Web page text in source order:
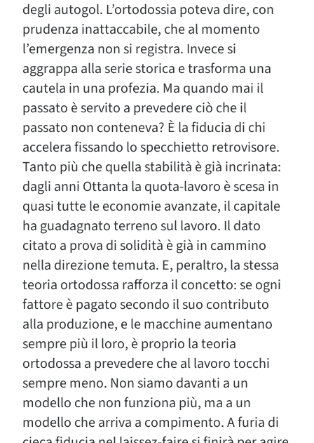
degli autogol. L’ortodossia poteva dire, con
prudenza inattaccabile, che al momento
l’emergenza non si registra. Invece si
aggrappa alla serie storica e trasforma una
cautela in una profezia. Ma quando mai il
passato è servito a prevedere ciò che il
passato non conteneva? È la fiducia di chi
accelera fissando lo specchietto retrovisore.
Tanto più che quella stabilità è già incrinata:
dagli anni Ottanta la quota-lavoro è scesa in
quasi tutte le economie avanzate, il capitale
ha guadagnato terreno sul lavoro. Il dato
citato a prova di solidità è già in cammino
nella direzione temuta. E, peraltro, la stessa
teoria ortodossa rafforza il concetto: se ogni
fattore è pagato secondo il suo contributo
alla produzione, e le macchine aumentano
sempre più il loro, è proprio la teoria
ortodossa a prevedere che al lavoro tocchi
sempre meno. Non siamo davanti a un
modello che non funziona più, ma a un
modello che arriva a compimento. A furia di